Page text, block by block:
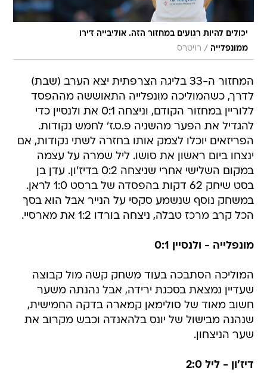
יכולים להיות רגועים במחזור הזה. אוליבייה ז'ירו
ממונפלייה / רויטרס
המחזור ה-33 בליגה הצרפתית יצא הערב (שבת)
לדרך, כשהמוליכה מונפלייה התאוששה מההפסד
ללוריין במחזור הקודם, וניצחה 0:1 את ולנסיין כדי
להגדיל את הפער מהשניה פ.ס.ז' לחמש נקודות.
הפריזאים יוכלו לצמק אותו בחזרה לשתי נקודות, אם
ינצחו ביום ראשון את סושו. ליל שמרה על עצמה
במקום השלישי אחרי שניצחה 0:2 בדיז'ון. עדן בן
בסט שיחק 62 דקות בהפסדה של ברסט 1:0 לראן.
במשחק נוסף שנשמע סקסי על הנייר אבל הוא בסך
הכל קרב מרכז טבלה, ניצחה בורדו 1:2 את מארסיי.
מונפלייה - ולנסיין 0:1
המוליכה הסתבכה בעוד משחק קשה מול קבוצה
שעדיין נמצאת בסכנת ירידה, אבל נהנתה משער
חשוב מאוד של סולימאן קמארה בדקה החמישית,
שנהנה מבישול של יונס בלהאנדה וכבש מקרוב את
שער הניצחון.
דיז'ון - ליל 2:0